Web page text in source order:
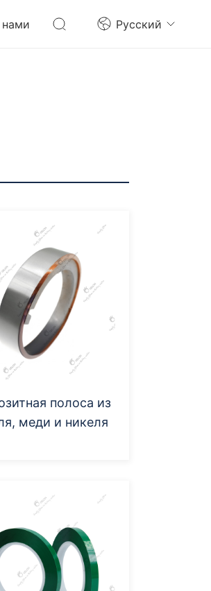
нами Pусский
полоса из
меди и никеля